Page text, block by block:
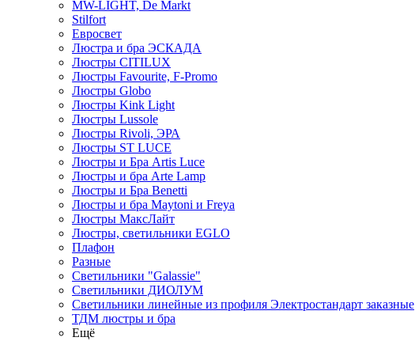
MW-LIGHT, De Markt
Stilfort
Евросвет
Люстра и бра ЭСКАДА
Люстры CITILUX
Люстры Favourite, F-Promo
Люстры Globo
Люстры Kink Light
Люстры Lussole
Люстры Rivoli, ЭРА
Люстры ST LUCE
Люстры и Бра Artis Luce
Люстры и бра Arte Lamp
Люстры и Бра Benetti
Люстры и бра Maytoni и Freya
Люстры МаксЛайт
Люстры, светильники EGLO
Плафон
Разные
Светильники "Galassie"
Светильники ДИОЛУМ
Светильники линейные из профиля Электростандарт заказные
ТДМ люстры и бра
Ещё